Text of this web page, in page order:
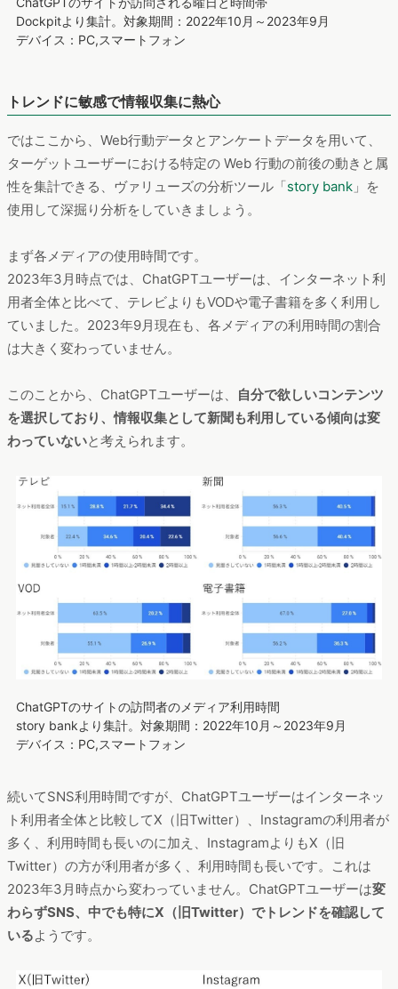
Dockpitより集計。対象期間：2022年10月～2023年9月
デバイス：PC,スマートフォン
トレンドに敏感で情報収集に熱心
ではここから、Web行動データとアンケートデータを用いて、
ターゲットユーザーにおける特定の Web 行動の前後の動きと属
性を集計できる、ヴァリューズの分析ツール「story bank 」を
使用して深掘り分析をしていきましょう。
まず各メディアの使用時間です。
2023年3月時点では、ChatGPTユーザーは、インターネット利
用者全体と比べて、テレビよりもVODや電子書籍を多く利用し
ていました。2023年9月現在も、各メディアの利用時間の割合
は大きく変わっていません。
このことから、ChatGPTユーザーは、
自分で欲しいコンテンツ
を選択しており、情報収集として新聞も利用している傾向は変
わっていないと考えられます。
ChatGPTのサイトの訪問者のメディア利用時間
story bankより集計。対象期間：2022年10月～2023年9月
デバイス：PC,スマートフォン
続いてSNS利用時間ですが、ChatGPTユーザーはインターネッ
ト利用者全体と比較してX（旧Twitter）、Instagramの利用者が
多く、利用時間も長いのに加え、InstagramよりもX（旧
Twitter）の方が利用者が多く、利用時間も長いです。これは
2023年3月時点から変わっていません。ChatGPTユーザーは変
わらずSNS、中でも特にX（旧Twitter）でトレンドを確認して
いるようです。